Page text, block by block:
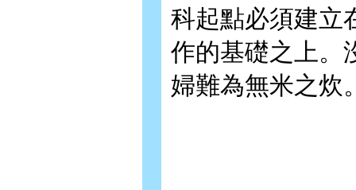
科起點必須建立
作的基礎之上。
婦難為無米之炊